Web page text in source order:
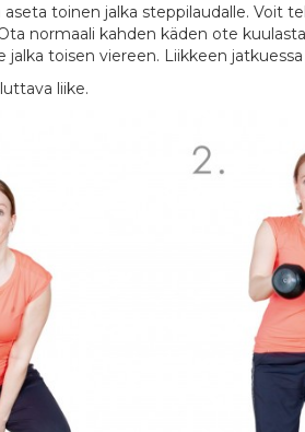
aseta toinen jalka steppilaudalle. Voit
normaali kahden käden ote
toisen viereen. Liikkeen
liike.